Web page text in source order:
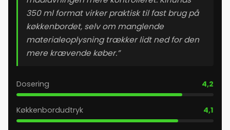
350 ml format virker praktisk til fast brug på
køkkenbordet, selv om manglende
materialeoplysning trækker lidt ned for den
mere krævende køber.”
Dosering 4,2
Køkkenbordudtryk 4,1